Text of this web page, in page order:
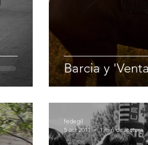
Barcia y
fedegil
5 oct 2011
1 min de lectura